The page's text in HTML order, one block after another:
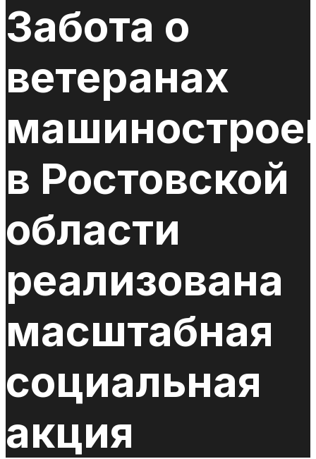
Забота о
ветеранах
в Ростовской
области
реализована
масштабная
социальная
акция